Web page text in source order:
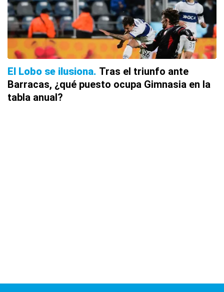
El Lobo se ilusiona Tras el triunfo ante
Barracas, ¿qué puesto ocupa Gimnasia en la
tabla anual?